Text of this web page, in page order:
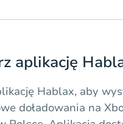
aplikację
Hablax, aby
doładowania na